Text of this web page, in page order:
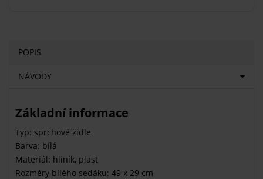
POPIS
NÁVODY
Základní informace
Typ: sprchové židle
Barva: bílá
Materiál: hliník, plast
Rozměry bílého sedáku: 49 x 29 cm